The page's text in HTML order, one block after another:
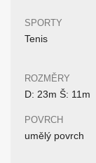
SPORTY
Tenis
ROZMĚRY
D: 23m Š: 11m
POVRCH
umělý povrch